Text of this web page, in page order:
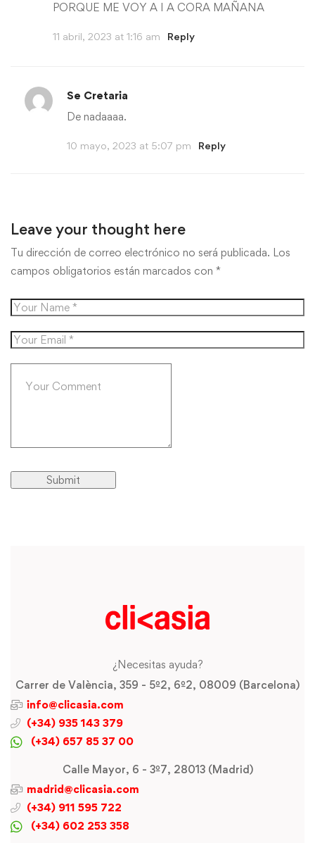
PORQUE ME VOY A I A CORA MAÑANA
11 abril, 2023 at 1:16 am Reply
Se Cretaria
De nadaaaa.
10 mayo, 2023 at 5:07 pm Reply
Leave your thought here
Tu dirección de correo electrónico no será publicada. Los
campos obligatorios están marcados con *
¿Necesitas ayuda?
Carrer de València, 359 - 5º2, 6º2, 08009 (Barcelona)
info@clicasia.com
(+34) 935 143 379
(+34) 657 85 37 00
Calle Mayor, 6 - 3º7, 28013 (Madrid)
madrid@clicasia.com
(+34) 911 595 722
(+34) 602 253 358